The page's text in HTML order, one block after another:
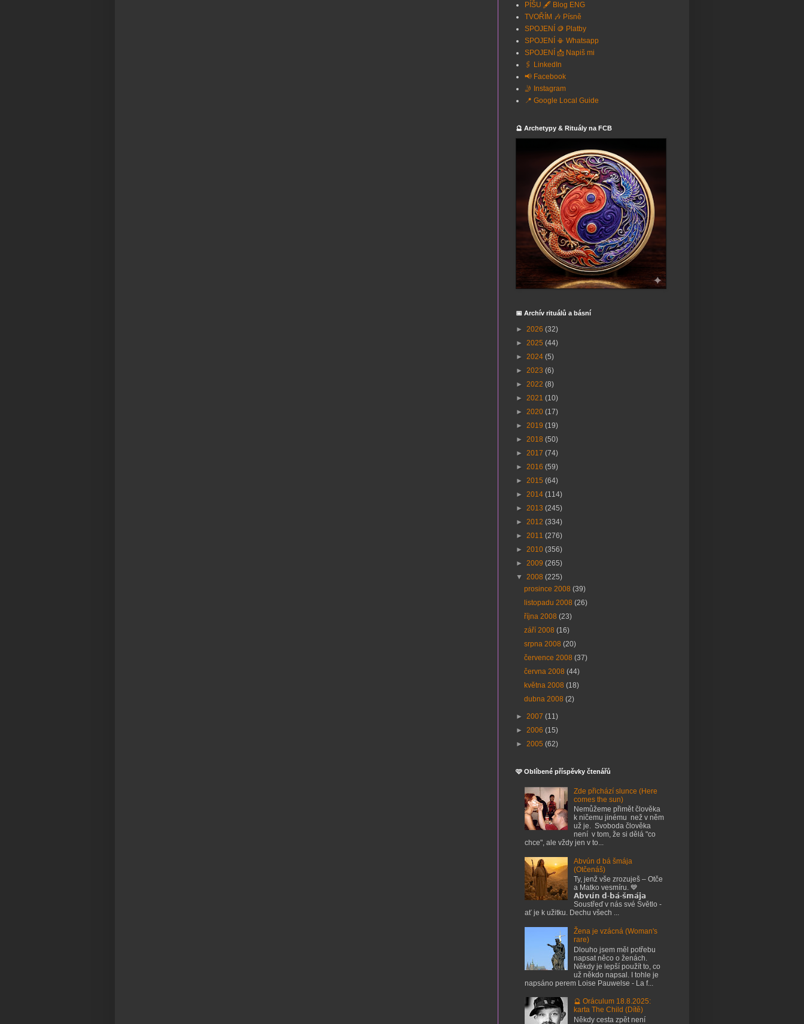
PÍŠU 🖋️ Blog ENG
TVOŘÍM 🎶 Písně
SPOJENÍ 🪙 Platby
SPOJENÍ 📳 Whatsapp
SPOJENÍ 📩 Napiš mi
🖇️ LinkedIn
📢 Facebook
🤳 Instagram
📍 Google Local Guide
🔮 Archetypy & Rituály na FCB
📅 Archív rituálů a básní
► 2026 (32)
► 2025 (44)
► 2024 (5)
► 2023 (6)
► 2022 (8)
► 2021 (10)
► 2020 (17)
► 2019 (19)
► 2018 (50)
► 2017 (74)
► 2016 (59)
► 2015 (64)
► 2014 (114)
► 2013 (245)
► 2012 (334)
► 2011 (276)
► 2010 (356)
► 2009 (265)
▼ 2008 (225)
prosince 2008(39)
listopadu 2008(26)
října 2008(23)
září 2008(16)
srpna 2008(20)
července 2008(37)
června 2008(44)
května 2008(18)
dubna 2008(2)
► 2007 (11)
► 2006 (15)
► 2005 (62)
🩷 Oblíbené příspěvky čtenářů
Zde přichází slunce (Here
comes the sun)
Nemůžeme přimět člověka
k ničemu jinému než v něm
už je. Svoboda člověka
není v tom, že si dělá "co
chce", ale vždy jen v to...
Abvún d bá šmája
(Otčenáš)
Ty, jenž vše zrozuješ – Otče
a Matko vesmíru. 💙
𝗔𝗯𝘃𝘂́𝗻 𝗱-𝗯𝗮́-𝘀̌𝗺𝗮́𝗷𝗮
Soustřeď v nás své Světlo -
ať je k užitku. Dechu všech ...
Žena je vzácná (Woman's
rare)
Dlouho jsem měl potřebu
napsat něco o ženách.
Někdy je lepší použít to, co
už někdo napsal. I tohle je
napsáno perem Loise Pauwelse - La f...
🔮 Oráculum 18.8.2025:
karta The Child (Dítě)
Někdy cesta zpět není